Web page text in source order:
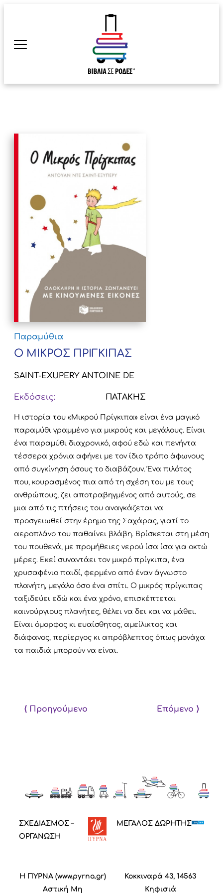
Παραμύθια
Ο ΜΙΚΡΟΣ ΠΡΙΓΚΙΠΑΣ
SAINT-EXUPERY ANTOINE DE
Εκδόσεις: ΠΑΤΑΚΗΣ
Η ιστορία του «Μικρού Πρίγκιπα» είναι ένα μαγικό
παραμύθι γραμμένο για μικρούς και μεγάλους. Είναι
ένα παραμύθι διαχρονικό, αφού εδώ και πενήντα
τέσσερα χρόνια αφήνει με τον ίδιο τρόπο άφωνους
από συγκίνηση όσους το διαβάζουν. Ένα πιλότος
που, κουρασμένος πια από τη σχέση του με τους
ανθρώπους, ζει αποτραβηγμένος από αυτούς, σε
μια από τις πτήσεις του αναγκάζεται να
προσγειωθεί στην έρημο της Σαχάρας, γιατί το
αεροπλάνο του παθαίνει βλάβη. Βρίσκεται στη μέση
του πουθενά, με προμήθειες νερού ίσα ίσα για οκτώ
μέρες. Εκεί συναντάει τον μικρό πρίγκιπα, ένα
χρυσαφένιο παιδί, φερμένο από έναν άγνωστο
πλανήτη, μεγάλο όσο ένα σπίτι. Ο μικρός πρίγκιπας
ταξιδεύει εδώ και ένα χρόνο, επισκέπτεται
καινούργιους πλανήτες, θέλει να δει και να μάθει.
Είναι όμορφος κι ευαίσθητος, αμείλικτος και
διάφανος, περίεργος κι απρόβλεπτος όπως μονάχα
τα παιδιά μπορούν να είναι.
⟨ Προηγούμενο Επόμενο ⟩
Η ΠΥΡΝΑ (www.pyrna.gr)
Αστική Mη
Κοκκιναρά 43, 14563
Κηφισιά
ΣΧΕΔΙΑΣΜΟΣ –
ΟΡΓΑΝΩΣΗ
ΜΕΓΑΛΟΣ ΔΩΡΗΤΗΣ